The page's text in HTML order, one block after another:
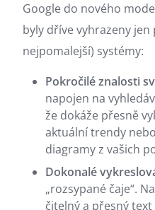
Google do nového
byly dříve vyhrazeny
nejpomalejší) systémy:
Pokročilé znalosti
napojen na
že dokáže přesně
aktuální trendy
diagramy z vašich
Dokonalé
„rozsypané čaje“.
čitelný a přesný